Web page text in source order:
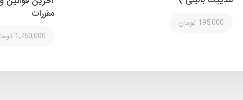
195,000 تومان
مقررات
1,750,000 تومان